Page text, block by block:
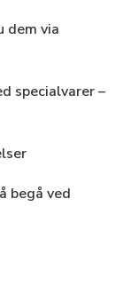
dem via
specialvarer –
begå ved